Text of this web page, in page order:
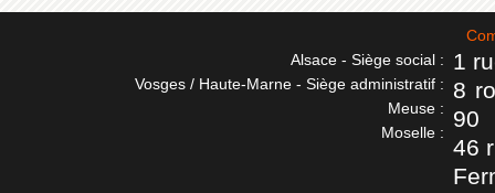
Alsace - Siège social :
Vosges / Haute-Marne - Siège administratif :
Meuse :
Moselle :
1
8
90
46